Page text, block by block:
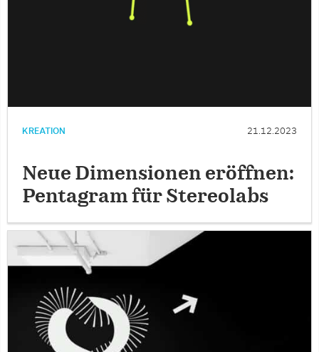
KREATION 21.12.2023
Neue Dimensionen eröffnen:
Pentagram für Stereolabs